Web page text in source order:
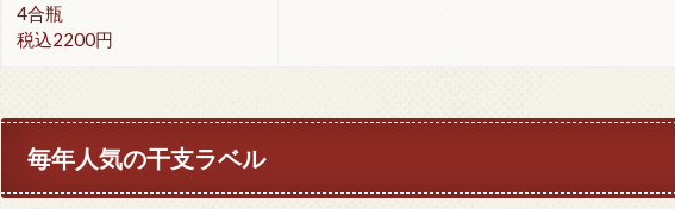
4合瓶
税込2200円
毎年人気の干支ラベル